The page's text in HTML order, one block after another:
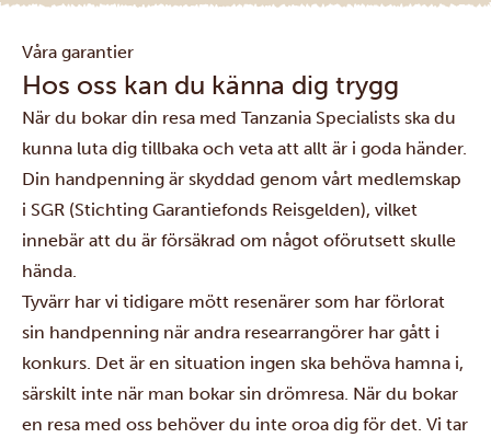
Våra garantier
Hos oss kan du känna dig trygg
När du bokar din resa med Tanzania Specialists ska du
kunna luta dig tillbaka och veta att allt är i goda händer.
Din handpenning är skyddad genom vårt medlemskap
i SGR (Stichting Garantiefonds Reisgelden), vilket
innebär att du är försäkrad om något oförutsett skulle
hända.
Tyvärr har vi tidigare mött resenärer som har förlorat
sin handpenning när andra researrangörer har gått i
konkurs. Det är en situation ingen ska behöva hamna i,
särskilt inte när man bokar sin drömresa. När du bokar
en resa med oss behöver du inte oroa dig för det. Vi tar